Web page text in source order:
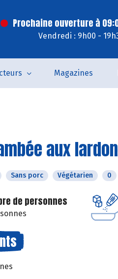
Prochaine ouverture à
Vendredi : 9h00 -
Magazines
aux
Sans porc Végétarien 0
de personnes